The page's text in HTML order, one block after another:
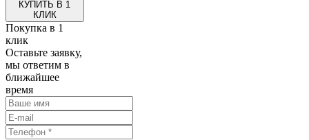
КУПИТЬ В 1
КЛИК
Покупка в 1
клик
Оставьте заявку,
мы ответим в
ближайшее
время